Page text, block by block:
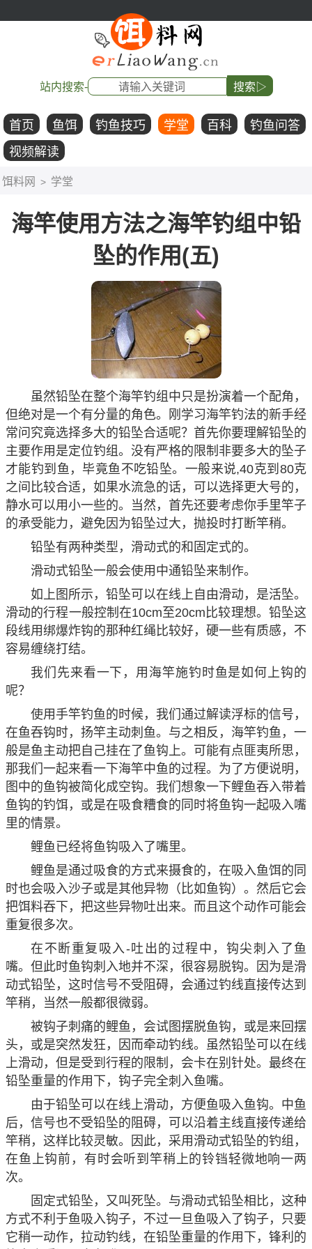
站内搜索- 搜索▷
首页 鱼饵 钓鱼技巧 学堂 百科
钓鱼问答
视频解读
饵料网 > 学堂
海竿使用方法之海竿钓组中铅
坠的作用(五)
虽然铅坠在整个海竿钓组中只是扮演着一个配角，
但绝对是一个有分量的角色。刚学习海竿钓法的新手经
常问究竟选择多大的铅坠合适呢？首先你要理解铅坠的
主要作用是定位钓组。没有严格的限制非要多大的坠子
才能钓到鱼，毕竟鱼不吃铅坠。一般来说,40克到80克
之间比较合适，如果水流急的话，可以选择更大号的，
静水可以用小一些的。当然，首先还要考虑你手里竿子
的承受能力，避免因为铅坠过大，抛投时打断竿稍。
铅坠有两种类型，滑动式的和固定式的。
滑动式铅坠一般会使用中通铅坠来制作。
如上图所示，铅坠可以在线上自由滑动，是活坠。
滑动的行程一般控制在10cm至20cm比较理想。铅坠这
段线用绑爆炸钩的那种红绳比较好，硬一些有质感，不
容易缠绕打结。
我们先来看一下，用海竿施钓时鱼是如何上钩的
呢？
使用手竿钓鱼的时候，我们通过解读浮标的信号，
在鱼吞钩时，扬竿主动刺鱼。与之相反，海竿钓鱼，一
般是鱼主动把自己挂在了鱼钩上。可能有点匪夷所思，
那我们一起来看一下海竿中鱼的过程。为了方便说明，
图中的鱼钩被简化成空钩。我们想象一下鲤鱼吞入带着
鱼钩的钓饵，或是在吸食糟食的同时将鱼钩一起吸入嘴
里的情景。
鲤鱼已经将鱼钩吸入了嘴里。
鲤鱼是通过吸食的方式来摄食的，在吸入鱼饵的同
时也会吸入沙子或是其他异物（比如鱼钩）。然后它会
把饵料吞下，把这些异物吐出来。而且这个动作可能会
重复很多次。
在不断重复吸入-吐出的过程中，钩尖刺入了鱼
嘴。但此时鱼钩刺入地并不深，很容易脱钩。因为是滑
动式铅坠，这时信号不受阻碍，会通过钓线直接传达到
竿稍，当然一般都很微弱。
被钩子刺痛的鲤鱼，会试图摆脱鱼钩，或是来回摆
头，或是突然发狂，因而牵动钓线。虽然铅坠可以在线
上滑动，但是受到行程的限制，会卡在别针处。最终在
铅坠重量的作用下，钩子完全刺入鱼嘴。
由于铅坠可以在线上滑动，方便鱼吸入鱼钩。中鱼
后，信号也不受铅坠的阻碍，可以沿着主线直接传递给
竿稍，这样比较灵敏。因此，采用滑动式铅坠的钓组，
在鱼上钩前，有时会听到竿稍上的铃铛轻微地响一两
次。
固定式铅坠，又叫死坠。与滑动式铅坠相比，这种
方式不利于鱼吸入钩子，不过一旦鱼吸入了钩子，只要
它稍一动作，拉动钓线，在铅坠重量的作用下，锋利的